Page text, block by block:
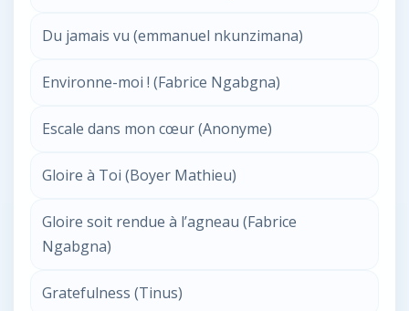
Du jamais vu (emmanuel nkunzimana)
Environne-moi ! (Fabrice Ngabgna)
Escale dans mon cœur (Anonyme)
Gloire à Toi (Boyer Mathieu)
Gloire soit rendue à l’agneau (Fabrice
Ngabgna)
Gratefulness (Tinus)